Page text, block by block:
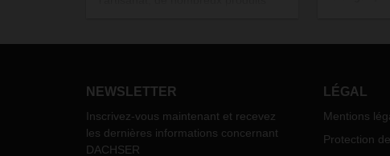
spéciale contient 13 herbes des
Paris,
NEWSLETTER
Inscrivez-vous maintenant et recevez
les dernières informations concernant
DACHSER
LÉGAL
Mentions
Protection